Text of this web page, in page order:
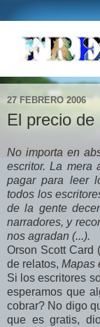
27 FEBRERO 2006
El precio de
No importa en
escritor. La mera
pagar para leer
todos los
de la gente
narradores, y
nos agradan (...).
Orson Scott Card
de relatos, Mapas
Si los escritores
esperamos que
cobrar? No digo
que es gratis,